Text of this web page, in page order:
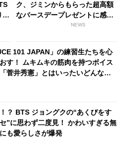
に
ク、ジミンからもらった超高額
なバースデープレゼントに感
激！ 「ジミンはプレゼントの妖
NEWS
101 JAPAN」の練習生たちを心
す！ ムキムキの筋肉を持つボイス
菅井秀憲」とはいったいどんな
？ BTS ジョングクの“あくびをす
”に思わず二度見！ かわいすぎる無
も愛らしさが爆発